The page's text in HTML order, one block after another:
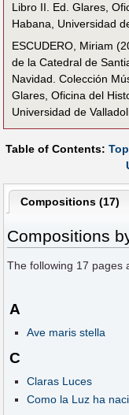
Libro II. Ed. Glares,
Habana, Universidad
ESCUDERO, Miriam
de la Catedral de
Navidad. Colección
Glares, Oficina del
Universidad de
Table of Contents: Top
Compositions (17)
Compositions
The following 17 pages
A
Ave maris stella
C
Claras Luces
Como la Luz ha